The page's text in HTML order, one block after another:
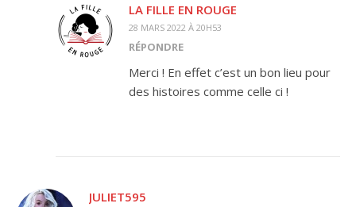
LA FILLE EN ROUGE
28 MARS 2022 À 20H53
RÉPONDRE
Merci ! En effet c’est un bon lieu pour
des histoires comme celle ci !
JULIET595